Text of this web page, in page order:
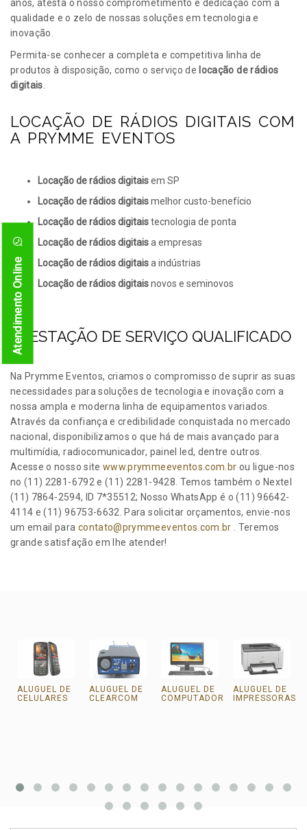
anos, atesta o nosso comprometimento e dedicação com a
qualidade e o zelo de nossas soluções em tecnologia e
inovação.
Permita-se conhecer a completa e competitiva linha de
produtos à disposição, como o serviço de locação de rádios
digitais
LOCAÇÃO DE RÁDIOS DIGITAIS COM
A PRYMME EVENTOS
Locação de rádios digitaisem SP
Locação de rádios digitaismelhor custo-benefício
Locação de rádios digitaistecnologia de ponta
Locação de rádios digitaisa empresas
Locação de rádios digitaisa indústrias
Locação de rádios digitaisnovos e seminovos
PRESTAÇÃO DE SERVIÇO QUALIFICADO
Na Prymme Eventos, criamos o compromisso de suprir as suas
necessidades para soluções de tecnologia e inovação com a
nossa ampla e moderna linha de equipamentos variados.
Através da confiança e credibilidade conquistada no mercado
nacional, disponibilizamos o que há de mais avançado para
multimídia, radiocomunicador, painel led, dentre outros.
Acesse o nosso site www.prymmeeventos.com.br ou ligue-nos
no (11) 2281-6792 e (11) 2281-9428. Temos também o Nextel
(11) 7864-2594, ID 7*35512; Nosso WhatsApp é o (11) 96642-
4114 e (11) 96753-6632. Para solicitar orçamentos, envie-nos
um email para contato@prymmeeventos.com.br . Teremos
grande satisfação em lhe atender!
ALUGUEL DE
CELULARES
ALUGUEL DE
CLEARCOM
ALUGUEL DE
COMPUTADOR
ALUGUEL DE
IMPRESSORAS
Atendimento Online